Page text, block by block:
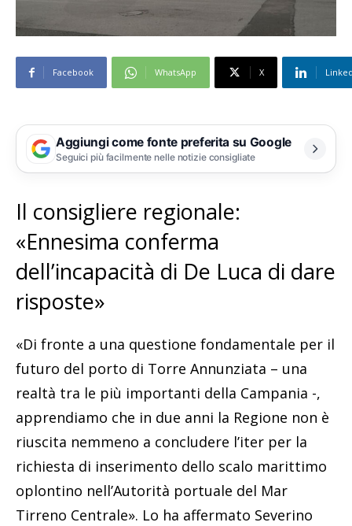
Facebook WhatsApp X
Aggiungi come fonte preferita su Google
Seguici più facilmente nelle notizie consigliate
Il consigliere regionale:
«Ennesima conferma
dell’incapacità di De Luca di dare
risposte»
«Di fronte a una questione fondamentale per il
futuro del porto di Torre Annunziata – una
realtà tra le più importanti della Campania -,
apprendiamo che in due anni la Regione non è
riuscita nemmeno a concludere l’iter per la
richiesta di inserimento dello scalo marittimo
oplontino nell’Autorità portuale del Mar
Tirreno Centrale». Lo ha affermato Severino